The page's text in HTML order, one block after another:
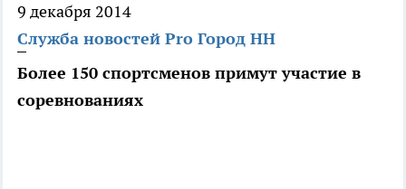
9 декабря 2014
Служба новостей Pro Город НН
Более 150 спортсменов примут участие в
соревнованиях